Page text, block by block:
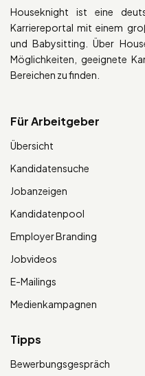
Houseknight ist eine
Karriereportal mit einem
und Babysitting. Über
Möglichkeiten, geeignete
Bereichen zu finden.
Für Arbeitgeber
Übersicht
Kandidatensuche
Jobanzeigen
Kandidatenpool
Employer Branding
Jobvideos
E-Mailings
Medienkampagnen
Tipps
Bewerbungsgespräch